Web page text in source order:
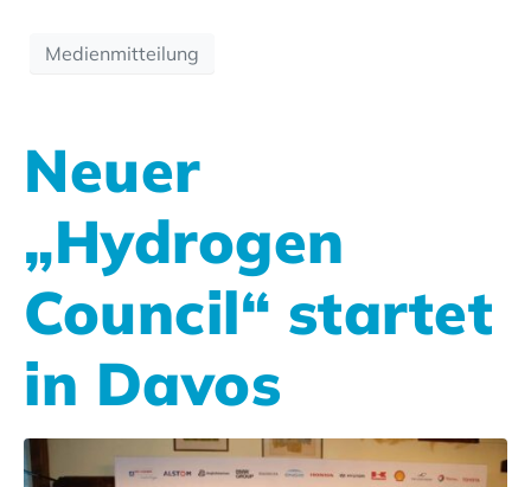
Medienmitteilung
Neuer
„Hydrogen
Council“ startet
in Davos